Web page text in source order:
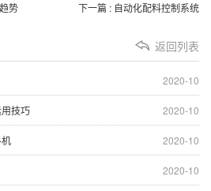
势 下一篇 : 自动化配料控制系统
返回列表
2020-10
2020-10
技巧
2020-10
2020-10